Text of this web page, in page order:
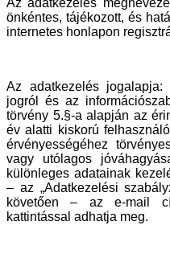
önkéntes, tájékozott, és
internetes honlapon
Az adatkezelés jogalapja:
jogról és az
törvény 5.§-a alapján az
év alatti kiskorú
érvényességéhez
vagy utólagos
különleges adatainak
– az „Adatkezelési
követően – az e-mail
kattintással adhatja meg.